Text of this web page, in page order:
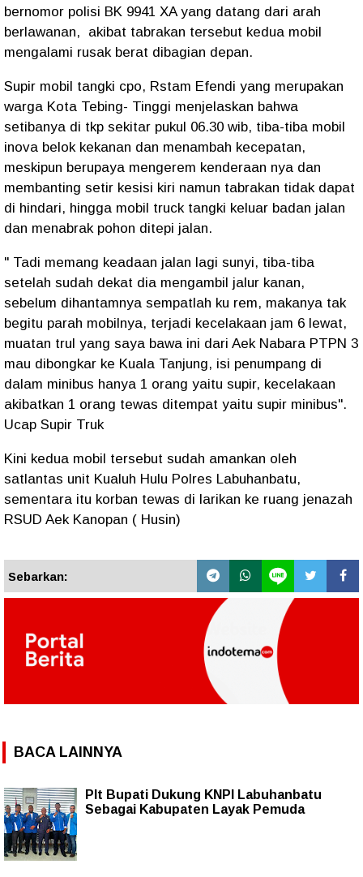
bernomor polisi BK 9941 XA yang datang dari arah
berlawanan, akibat tabrakan tersebut kedua mobil
mengalami rusak berat dibagian depan.
Supir mobil tangki cpo, Rstam Efendi yang merupakan
warga Kota Tebing- Tinggi menjelaskan bahwa
setibanya di tkp sekitar pukul 06.30 wib, tiba-tiba mobil
inova belok kekanan dan menambah kecepatan,
meskipun berupaya mengerem kenderaan nya dan
membanting setir kesisi kiri namun tabrakan tidak dapat
di hindari, hingga mobil truck tangki keluar badan jalan
dan menabrak pohon ditepi jalan.
" Tadi memang keadaan jalan lagi sunyi, tiba-tiba
setelah sudah dekat dia mengambil jalur kanan,
sebelum dihantamnya sempatlah ku rem, makanya tak
begitu parah mobilnya, terjadi kecelakaan jam 6 lewat,
muatan trul yang saya bawa ini dari Aek Nabara PTPN 3
mau dibongkar ke Kuala Tanjung, isi penumpang di
dalam minibus hanya 1 orang yaitu supir, kecelakaan
akibatkan 1 orang tewas ditempat yaitu supir minibus".
Ucap Supir Truk
Kini kedua mobil tersebut sudah amankan oleh
satlantas unit Kualuh Hulu Polres Labuhanbatu,
sementara itu korban tewas di larikan ke ruang jenazah
RSUD Aek Kanopan ( Husin)
Sebarkan:
BACA LAINNYA
Plt Bupati Dukung KNPI Labuhanbatu
Sebagai Kabupaten Layak Pemuda